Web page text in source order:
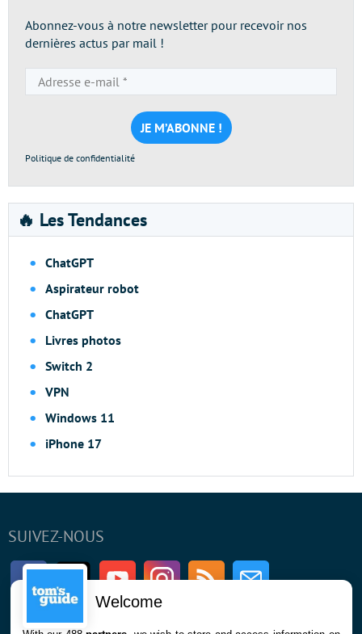
Abonnez-vous à notre newsletter pour recevoir nos
dernières actus par mail !
e-
mail
*
Politique de confidentialité
🔥 Les Tendances
ChatGPT
Aspirateur robot
ChatGPT
Livres photos
Switch 2
VPN
Windows 11
iPhone 17
SUIVEZ-NOUS
FacebookTwitter Youtube InstagramRSS Newsletter
Welcome